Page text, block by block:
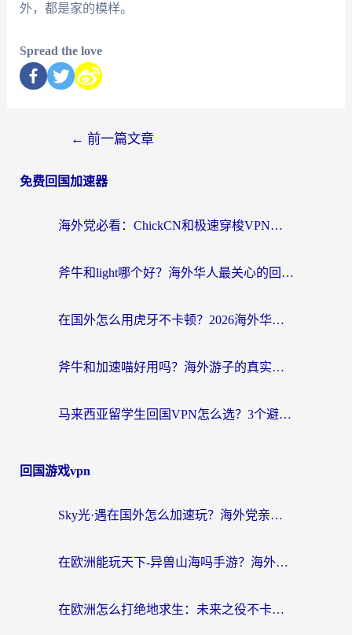
外，都是家的模样。
Spread the love
← 前一篇文章
免费回国加速器
海外党必看：ChickCN和极速穿梭VPN好用吗？3招教你选对回国加速器无缝刷国内资源
斧牛和light哪个好？海外华人最关心的回国加速器选择难题，一篇讲透
在国外怎么用虎牙不卡顿？2026海外华人亲测有效的回国加速器选择指南
斧牛和加速喵好用吗？海外游子的真实选择困境
马来西亚留学生回国VPN怎么选？3个避坑点+1款实测好用的加速器推荐
回国游戏vpn
Sky光·遇在国外怎么加速玩？海外党亲测有效的国服游戏加速指南
在欧洲能玩天下-异兽山海吗手游？海外玩家的加速器生存指南
在欧洲怎么打绝地求生：未来之役不卡？留学生亲测的加速器避坑指南